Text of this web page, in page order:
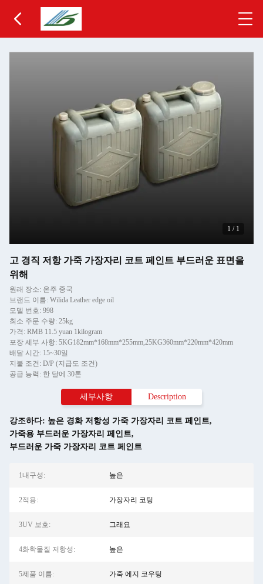
1 / 1
고 경직 저항 가죽 가장자리 코트 페인트 부드러운 표면을
위해
원래 장소: 온주 중국
브랜드 이름: Wilida Leather edge oil
모델 번호: 998
최소 주문 수량: 25kg
가격: RMB 11.5 yuan 1kilogram
포장 세부 사항: 5KG182mm*168mm*255mm,25KG360mm*220mm*420mm
배달 시간: 15~30일
지불 조건: D/P (지급도 조건)
공급 능력: 한 달에 30톤
세부사항 Description
강조하다: 높은 경화 저항성 가죽 가장자리 코트 페인트,
가죽용 부드러운 가장자리 페인트,
부드러운 가죽 가장자리 코트 페인트
1내구성: 높은
2적용: 가장자리 코팅
3UV 보호: 그래요
4화학물질 저항성: 높은
5제품 이름: 가죽 에지 코우팅